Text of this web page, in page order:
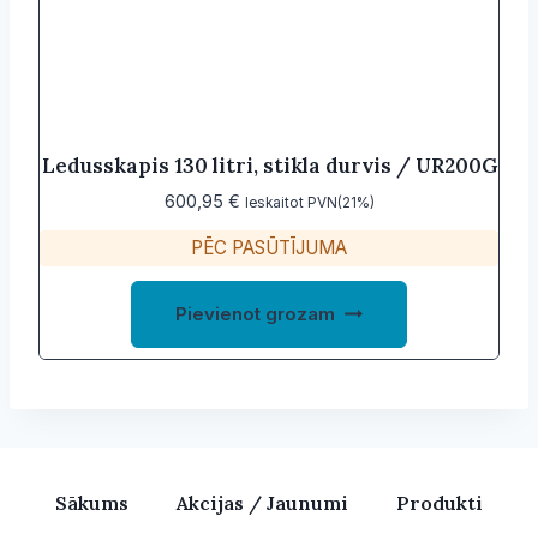
Ledusskapis 130 litri, stikla durvis / UR200G
600,95 € Ieskaitot PVN(21%)
PĒC PASŪTĪJUMA
Pievienot grozam
Sākums Akcijas / Jaunumi
Produkti